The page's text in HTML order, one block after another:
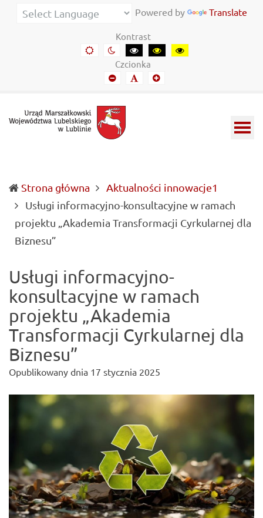
Urząd
Informacje
Lubelszczyźnie
Powered by Translate
Kontrast
Domyślny
kontrast
Kontrast
nocny
Kontrast
czarny-
biały
Kontrast
czarny-
Kontrast
żółto-
Czcionka
Mniejszy
font
Domyślny
font
Mniejszy
Strona główna
Aktualności innowacje1
Usługi informacyjno-konsultacyjne w ramach
projektu „Akademia Transformacji Cyrkularnej dla
Biznesu”
Usługi informacyjno-
konsultacyjne w ramach
projektu „Akademia
Transformacji Cyrkularnej dla
Biznesu”
Opublikowany dnia 17 stycznia 2025